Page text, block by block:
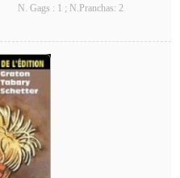
N. Gags : 1 ; N.Pranchas: 2